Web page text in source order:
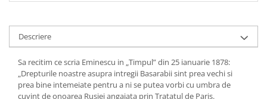
Descriere
Sa recitim ce scria Eminescu in „Timpul” din 25 ianuarie 1878:
„Drepturile noastre asupra intregii Basarabii sint prea vechi si
prea bine intemeiate pentru a ni se putea vorbi cu umbra de
cuvint de onoarea Rusiei angajata prin Tratatul de Paris.